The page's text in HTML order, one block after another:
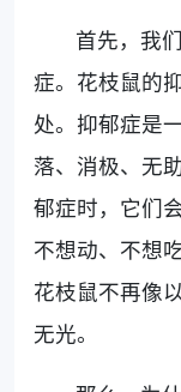
首先，我
症。花枝鼠的
处。抑郁症是
落、消极、无
郁症时，它们
不想动、不想
花枝鼠不再像
无光。